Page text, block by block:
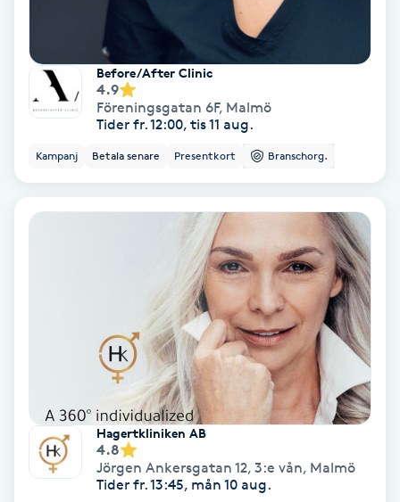
Celluliter
Coachning
Diamantslipning
Enzympeeling
Before/After Clinic
4.9
Föreningsgatan 6F, Malmö
Tider fr. 12:00, tis 11 aug.
Kampanj Betala senare Presentkort Branschorg.
Hagertkliniken AB
4.8
Jörgen Ankersgatan 12, 3:e vån, Malmö
Tider fr. 13:45, mån 10 aug.